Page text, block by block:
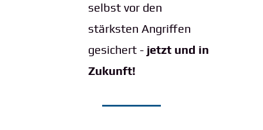
selbst vor den
stärksten Angriffen
gesichert - jetzt und in
Zukunft!